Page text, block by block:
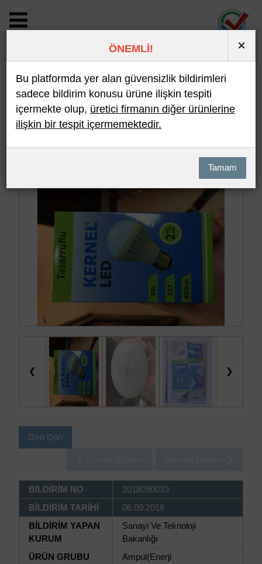
BİLDİRİM DETAYI
Son 10 Bildirim En Çok İncelenen
❮ ❯
Geri Dön
BİLDİRİM NO
2018090033
BİLDİRİM TARİHİ
06.09.2018
BİLDİRİM YAPAN
KURUM
Sanayi Ve Teknoloji
Bakanlığı
ÜRÜN GRUBU
Ampul(Enerji
ÖNEMLİ! ×
Bu platformda yer alan güvensizlik bildirimleri
sadece bildirim konusu ürüne ilişkin tespiti
içermekte olup, üretici firmanın diğer ürünlerine
ilişkin bir tespit içermemektedir.
Tamam